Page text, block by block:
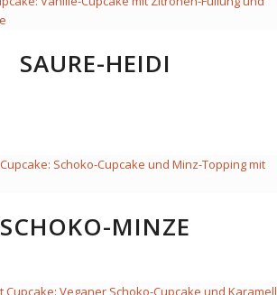
SAURE-HEIDI
SCHOKO-MINZE